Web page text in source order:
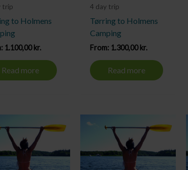
trip
to Holmens
1.100,00kr.
Read more
4 day trip
Tørring to Holmens
Camping
From: 1.300,00kr.
Read more